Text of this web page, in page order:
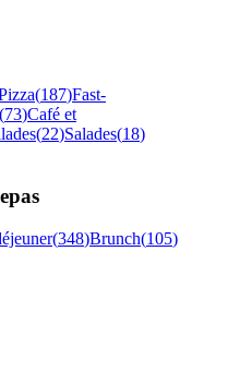
(187)Fast-
(73)Café et
(22)Salades(18)
(348)Brunch(105)